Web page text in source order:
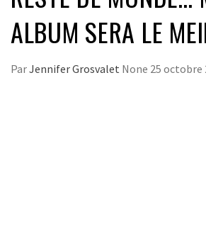
ALBUM SERA LE
ParJennifer Grosvalet None 25 octobre